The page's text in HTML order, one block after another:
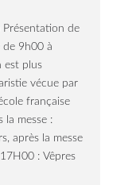
Présentation de
de 9h00 à
est plus
vécue par
française
la messe :
après la messe
: Vêpres